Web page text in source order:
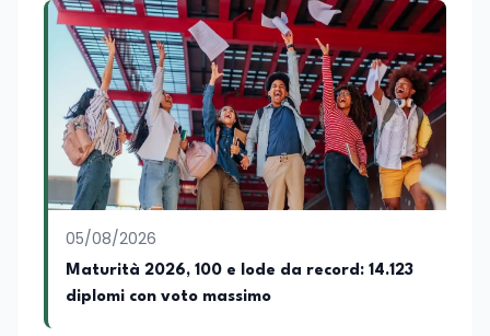
05/08/2026
Maturità 2026, 100 e lode da record: 14.123
diplomi con voto massimo